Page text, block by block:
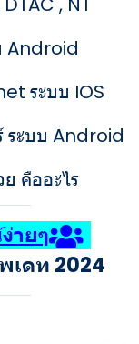
Android
ระบบ IOS
ระบบ Android
คืออะไร
ายๆ
เดท 2024